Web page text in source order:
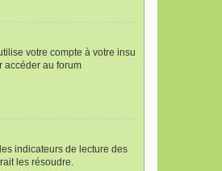
votre compte à votre insu
accéder au forum
indicateurs de lecture des
les résoudre.